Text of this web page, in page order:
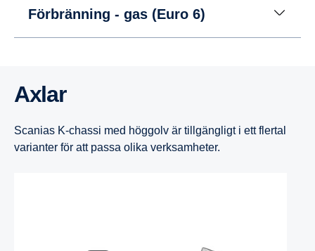
Förbränning - gas (Euro 6)
Axlar
Scanias K-chassi med höggolv är tillgängligt i ett flertal
varianter för att passa olika verksamheter.